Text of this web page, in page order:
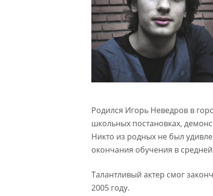
Родился Игорь Неведров в
школьных постановках,
Никто из родных не был
окончания обучения в
Талантливый актер смог
2005 году.